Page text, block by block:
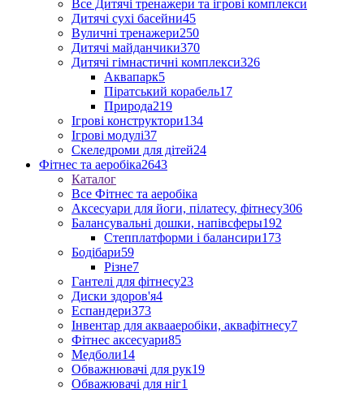
Все Дитячі тренажери та ігрові комплекси
Дитячі сухі басейни45
Вуличні тренажери250
Дитячі майданчики370
Дитячі гімнастичні комплекси326
Аквапарк5
Піратський корабель17
Природа219
Ігрові конструктори134
Ігрові модулі37
Скеледроми для дітей24
Фітнес та аеробіка2643
Каталог
Все Фітнес та аеробіка
Аксесуари для йоги, пілатесу, фітнесу306
Балансувальні дошки, напівсферы192
Степплатформи і балансири173
Бодібари59
Різне7
Гантелі для фітнесу23
Диски здоров'я4
Еспандери373
Інвентар для аквааеробіки, аквафітнесу7
Фітнес аксесуари85
Медболи14
Обважнювачі для рук19
Обважювачі для ніг1